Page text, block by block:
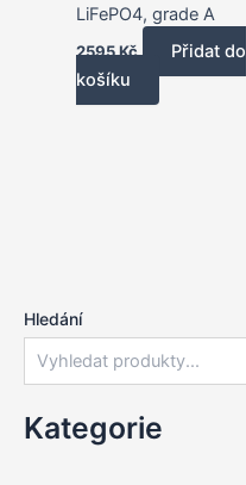
Hledání
Kategorie
LiFePO4, grade A
2595Kč
Přidat do
košíku